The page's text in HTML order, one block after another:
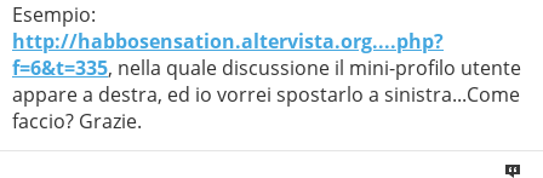
Esempio:
http://habbosensation.altervista.org....php?
f=6&t=335, nella quale discussione il mini-profilo utente
appare a destra, ed io vorrei spostarlo a sinistra...Come
faccio? Grazie.